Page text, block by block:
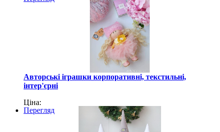
Авторські іграшки корпоративні, текстильні,
інтер'єрні
Ціна:
Перегляд